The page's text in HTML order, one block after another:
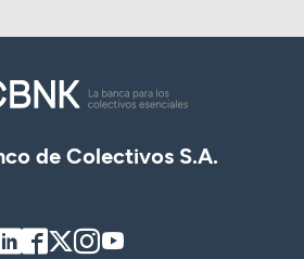
de Colectivos S.A.
LinkedIn
Facebook
TwitterInstagram